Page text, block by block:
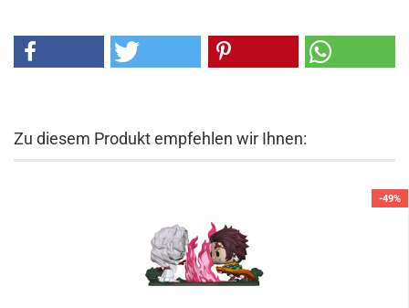
Zu diesem Produkt empfehlen wir Ihnen:
-49%